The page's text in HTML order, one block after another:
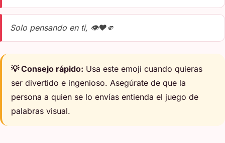
Solo pensando en ti, 👁️❤️🫵
💡 Consejo rápido: Usa este emoji cuando quieras
ser divertido e ingenioso. Asegúrate de que la
persona a quien se lo envías entienda el juego de
palabras visual.